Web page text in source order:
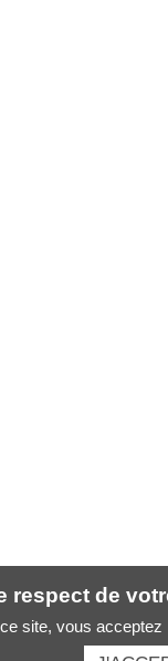
respect de
site, vous